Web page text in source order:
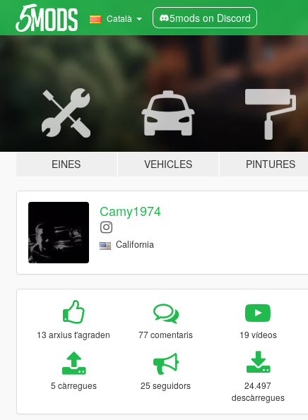
Català 5mods on Discord
EINES VEHICLES PINTURES
Camy1974
California
13 arxius t'agraden 77 comentaris 19 vídeos
5 càrregues 25 seguidors
24.497
descàrregues